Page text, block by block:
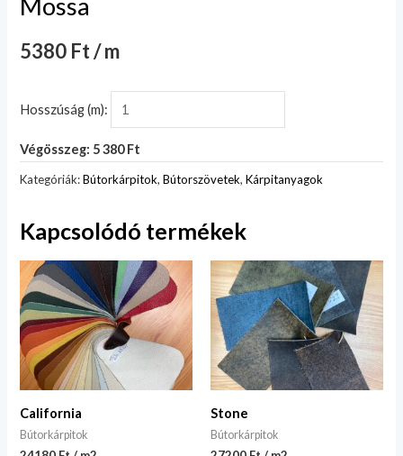
5380 Ft / m
Hosszúság (m):
Végösszeg: 5 380 Ft
Kategóriák:Bútorkárpitok,Bútorszövetek,Kárpitanyagok
Kapcsolódó termékek
California
Bútorkárpitok
Stone
Bútorkárpitok